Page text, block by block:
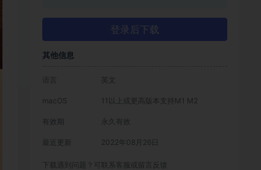
登录后下载
其他信息
语言 英文
macOS 11以上或更高版本支持M1 M2
有效期 永久有效
最近更新 2022年08月26日
下载遇到问题？可联系客服或留言反馈